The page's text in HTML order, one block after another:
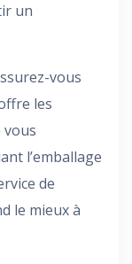
un
vous
les
vous
l’emballage
de
le mieux à